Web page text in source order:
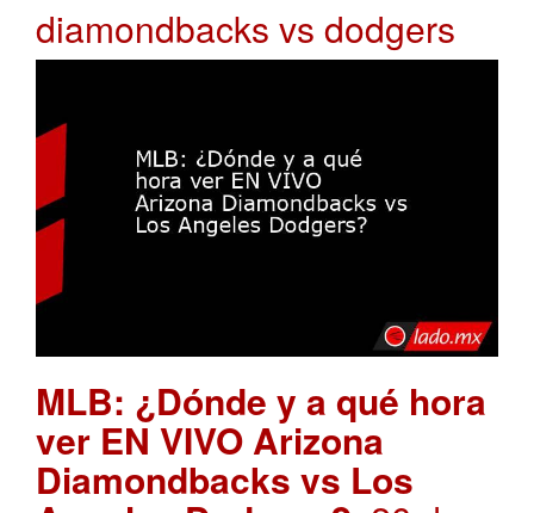
diamondbacks vs dodgers
MLB: ¿Dónde y a qué hora
ver EN VIVO Arizona
Diamondbacks vs Los